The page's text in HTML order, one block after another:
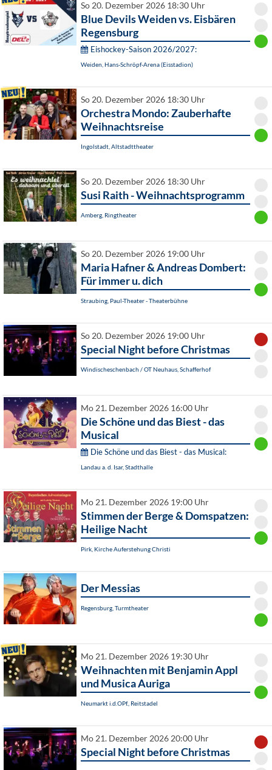
So 20. Dezember 2026 18:30 Uhr
Blue Devils Weiden vs. Eisbären
Regensburg
Eishockey-Saison 2026/2027:
Weiden, Hans-Schröpf-Arena (Eisstadion)
So 20. Dezember 2026 18:30 Uhr
Orchestra Mondo: Zauberhafte
Weihnachtsreise
Ingolstadt, Altstadttheater
So 20. Dezember 2026 18:30 Uhr
Susi Raith - Weihnachtsprogramm
Amberg, Ringtheater
So 20. Dezember 2026 19:00 Uhr
Maria Hafner & Andreas Dombert:
Für immer u. dich
Straubing, Paul-Theater - Theaterbühne
So 20. Dezember 2026 19:00 Uhr
Special Night before Christmas
Windischeschenbach / OT Neuhaus, Schafferhof
Mo 21. Dezember 2026 16:00 Uhr
Die Schöne und das Biest - das
Musical
Die Schöne und das Biest - das Musical:
Landau a. d. Isar, Stadthalle
Mo 21. Dezember 2026 19:00 Uhr
Stimmen der Berge & Domspatzen:
Heilige Nacht
Pirk, Kirche Auferstehung Christi
Der Messias
Regensburg, Turmtheater
Mo 21. Dezember 2026 19:30 Uhr
Weihnachten mit Benjamin Appl
und Musica Auriga
Neumarkt i.d.OPf., Reitstadel
Mo 21. Dezember 2026 20:00 Uhr
Special Night before Christmas